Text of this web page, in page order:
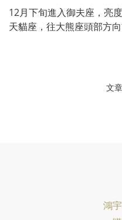
12月下旬進入御夫座，亮
天貓座，往大熊座頭部方向
文
鴻